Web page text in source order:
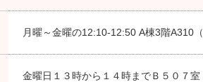
月曜～金曜の12:10-12:50 A棟3階A310
金曜日１３時から１４時までＢ５０７室